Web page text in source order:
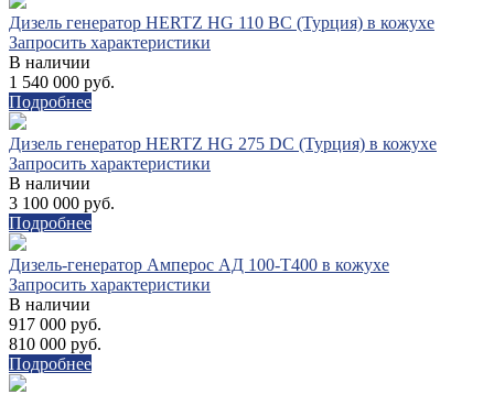
Дизель генератор HERTZ HG 110 BC (Турция) в кожухе
Запросить характеристики
В наличии
1 540 000 руб.
Подробнее
Дизель генератор HERTZ HG 275 DC (Турция) в кожухе
Запросить характеристики
В наличии
3 100 000 руб.
Подробнее
Дизель-генератор Амперос АД 100-Т400 в кожухе
Запросить характеристики
В наличии
917 000 руб.
810 000 руб.
Подробнее